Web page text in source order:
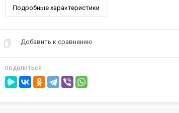
Подробные характеристики
Добавить к сравнению
поделиться